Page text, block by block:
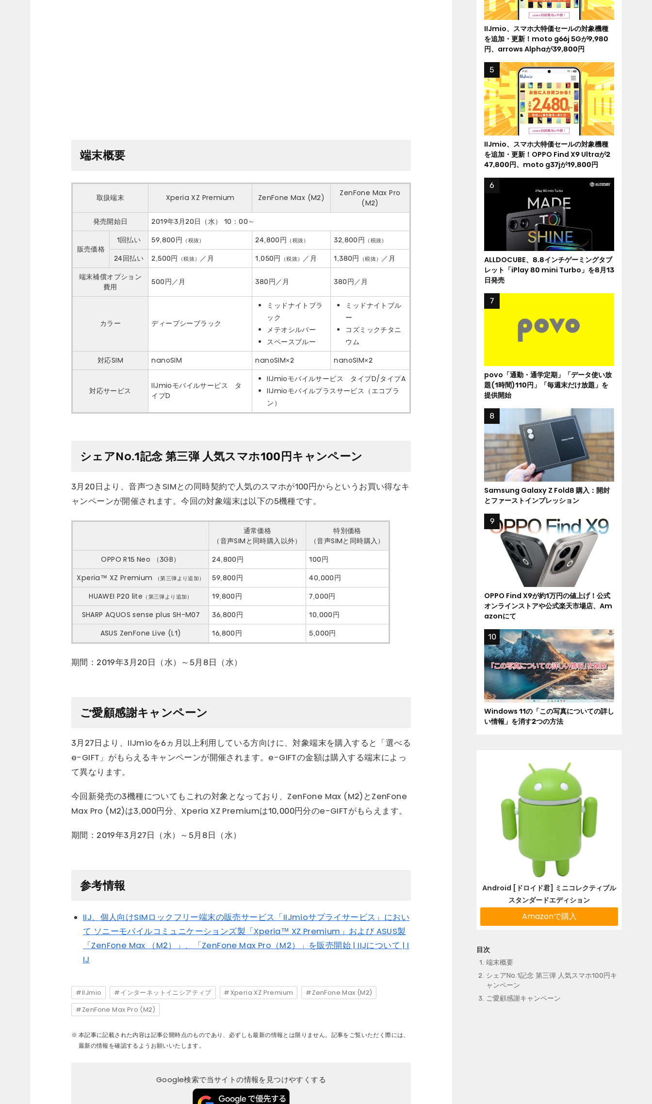
端末概要
取扱端末 Xperia XZ Premium ZenFone Max (M2)
ZenFone Max Pro
(M2)
発売開始日
2019年3月20日（水） 10：00～
販売価格
1回払い 59,800円 （税抜） 24,800円 （税抜） 32,800円 （税抜）
24回払い 2,500円 （税抜） ／月 1,050円 （税抜） ／月 1,380円 （税抜） ／月
端末補償オプション
費用
500円／月 380円／月 380円／月
カラー ディープシーブラック
ミッドナイトブラ
ック
メテオシルバー
スペースブルー
ミッドナイトブル
ー
コズミックチタニ
ウム
対応SIM
nanoSIM nanoSIM×2 nanoSIM×2
対応サービス
IIJmioモバイルサービス タ
イプD
IIJmioモバイルサービス タイプD/タイプA
IIJmioモバイルプラスサービス（エコプラ
ン）
シェアNo.1記念 第三弾 人気スマホ100円キャンペーン
3月20日より、音声つきSIMとの同時契約で人気のスマホが100円からというお買い得なキ
ャンペーンが開催されます。今回の対象端末は以下の5機種です。
通常価格
（音声SIMと同時購入以外）
特別価格
（音声SIMと同時購入）
OPPO R15 Neo （3GB）
24,800円
100円
Xperia™ XZ Premium
（第三弾より追加） 59,800円
40,000円
HUAWEI P20 lite （第三弾より追加） 19,800円
7,000円
SHARP AQUOS sense plus SH-M07
36,800円
10,000円
ASUS ZenFone Live (L1)
16,800円 5,000円
期間：2019年3月20日（水）～5月8日（水）
ご愛顧感謝キャンペーン
3月27日より、IIJmioを6ヵ月以上利用している方向けに、対象端末を購入すると「選べる
e-GIFT」がもらえるキャンペーンが開催されます。e-GIFTの金額は購入する端末によっ
て異なります。
今回新発売の3機種についてもこれの対象となっており、ZenFone Max (M2)とZenFone
Max Pro (M2)は3,000円分、Xperia XZ Premiumは10,000円分のe-GIFTがもらえます。
期間：2019年3月27日（水）～5月8日（水）
参考情報
IIJ、個人向けSIMロックフリー端末の販売サービス「IIJmioサプライサービス」におい
て ソニーモバイルコミュニケーションズ製「Xperia™ XZ Premium」および ASUS製
「ZenFone Max （M2）」、「ZenFone Max Pro（M2）」を販売開始 | IIJについて | I
IJ
IIJmio インターネットイニシアティブ Xperia XZ Premium ZenFone Max (M2)
ZenFone Max Pro (M2)
本記事に記載された内容は記事公開時点のものであり、必ずしも最新の情報とは限りません。記事をご覧いただく際には、
最新の情報を確認するようお願いいたします。
Google検索で当サイトの情報を見つけやすくする
端末概要
シェアNo.1記念 第三弾 人気スマホ100円キ
ャンペーン
ご愛顧感謝キャンペーン
IIJmio、スマホ大特価セールの対象機種
を追加・更新！moto g66j 5Gが9,980
円、arrows Alphaが39,800円
IIJmio、スマホ大特価セールの対象機種
を追加・更新！OPPO Find X9 Ultraが2
47,800円、moto g37jが19,800円
ALLDOCUBE、8.8インチゲーミングタブ
レット「iPlay 80 mini Turbo」を8月13
日発売
povo「通勤・通学定期」「データ使い放
題(1時間)110円」「毎週末だけ放題」を
提供開始
Samsung Galaxy Z Fold8 購入：開封
とファーストインプレッション
OPPO Find X9が約1万円の値上げ！公式
オンラインストアや公式楽天市場店、Am
azonにて
Windows 11の「この写真についての詳し
い情報」を消す2つの方法
Android [ドロイド君] ミニコレクティブル
スタンダードエディション
Amazonで購入